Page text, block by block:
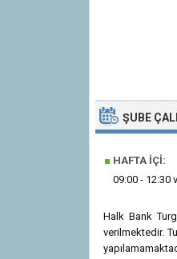
ŞUBE
■ HAFTA İÇI:
09:00 - 12:30
Halk Bank
verilmektedir.